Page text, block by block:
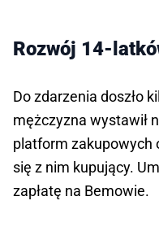
Rozwój 14-
Do zdarzenia doszło
mężczyzna wystawił
platform zakupowych
się z nim kupujący.
zapłatę na Bemowie.